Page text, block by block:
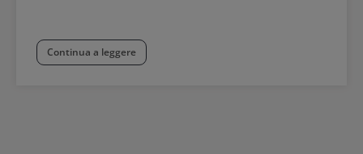
Continua a leggere